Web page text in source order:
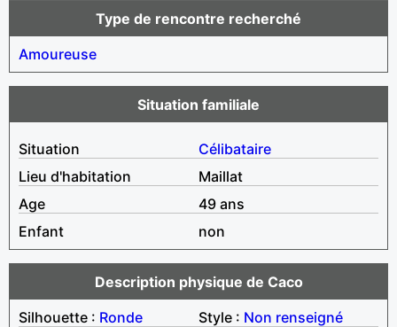
Type de rencontre recherché
Amoureuse
Situation familiale
Situation
Célibataire
Lieu d'habitation
Maillat
Age
49 ans
Enfant
non
Description physique de Caco
Silhouette : Ronde Style : Non renseigné